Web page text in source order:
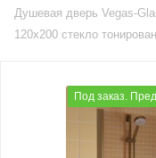
Душевая дверь Vegas-
120х200 стекло
Под заказ.